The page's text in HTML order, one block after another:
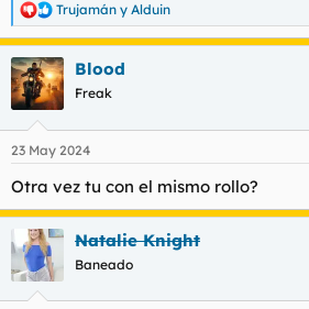
R
e
a
c
c
i
e
:
Trujamán y Alduin
Blood
Freak
23 May 2024
Otra vez tu con el mismo rollo?
Natalie Knight
Baneado